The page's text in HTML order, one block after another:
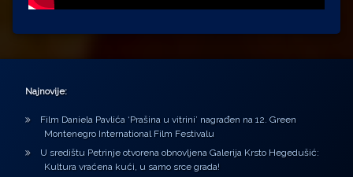
Najnovije:
Film Daniela Pavlića ‘Prašina u vitrini’ nagrađen na 12. Green
Montenegro International Film Festivalu
U središtu Petrinje otvorena obnovljena Galerija Krsto Hegedušić:
Kultura vraćena kući, u samo srce grada!